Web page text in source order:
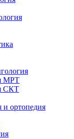
МРТ
СКТ
и ортопедия